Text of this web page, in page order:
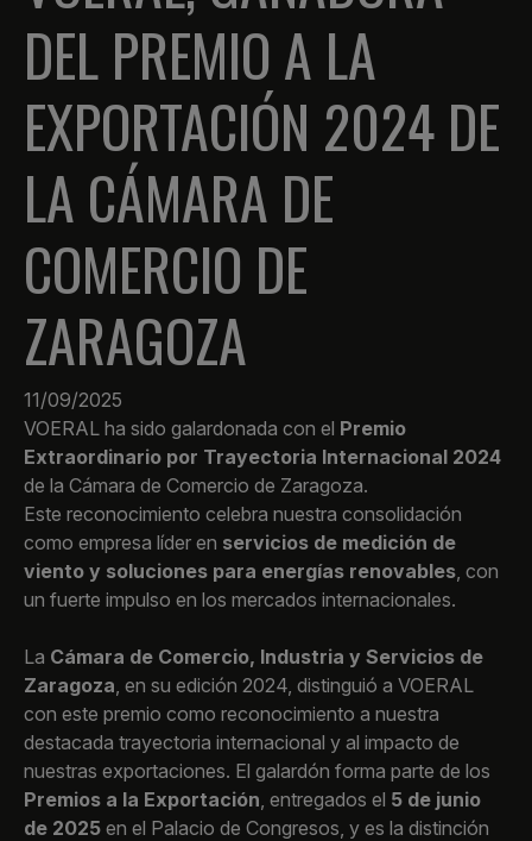
DEL PREMIO A LA
EXPORTACIÓN 2024 DE
LA CÁMARA DE
COMERCIO DE
ZARAGOZA
11/09/2025
VOERAL ha sido galardonada con el Premio
Extraordinario por Trayectoria Internacional 2024
de la Cámara de Comercio de Zaragoza.
Este reconocimiento celebra nuestra consolidación
como empresa líder en servicios de medición de
viento y soluciones para energías renovables , con
un fuerte impulso en los mercados internacionales.
La Cámara de Comercio, Industria y Servicios de
Zaragoza , en su edición 2024, distinguió a VOERAL
con este premio como reconocimiento a nuestra
destacada trayectoria internacional y al impacto de
nuestras exportaciones. El galardón forma parte de los
Premios a la Exportación , entregados el 5 de junio
de 2025 en el Palacio de Congresos, y es la distinción